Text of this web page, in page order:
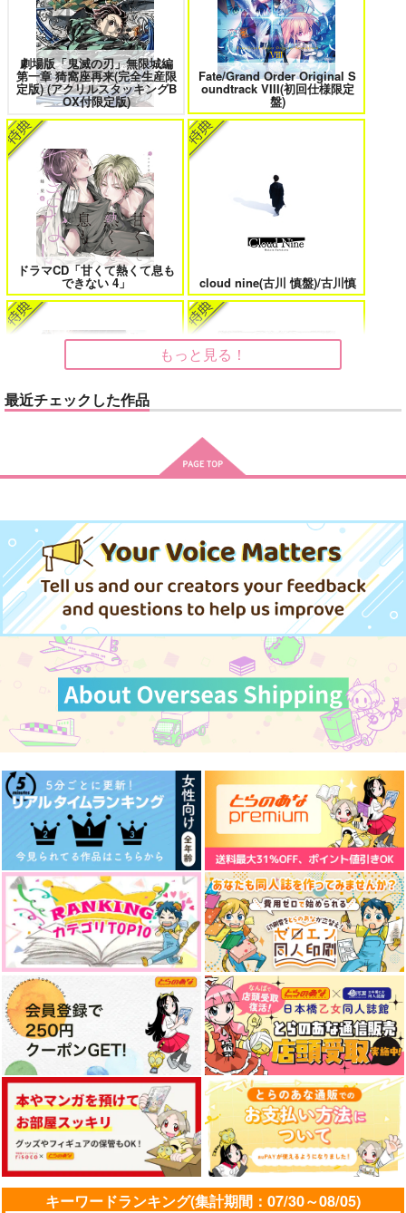
鬼滅の刃
冨岡義勇×胡蝶しのぶ
サンプル
カート
花金ラブアクシデント! 絶対ど～しても楽していきたいっ!
鬼上司・獄寺さんは暴かれたい。 6 恋してくれるな、マイバディ
みなと商事コインランドリー 7 光が死んだ夏 9
夜明けの唄 7
体感予報 2 青と碧 2
きみは最愛のステラ 上下巻 ミルクなきみとビターな彼 2
愛とかいろいろあるところ あなたは俺の運命でしょ！！
やらしく躾けて愛してあげる－Dom
／Subユニバース－２
最狂ヤンキーが僕だけに夢中な
件！？
なんかもうあーあって感じ。2 特装
版
僕の愛しいよなさん
エンドロールは地獄まで 2 嘘つきなキスで今日もバイバイ
劇場版「鬼滅の刃」無限城編
第一章 猗窩座再来(完全生産限
定版) (アクリルスタッキングB
OX付限定版)
Fate/Grand Order Original S
oundtrack VIII(初回仕様限定
盤)
ドラマCD「甘くて熱くて息も
できない 4」 cloud nine(古川 慎盤)/古川慎
うたの☆プリンスさまっ♪HE
★VENSドラマCD「BLACK G
ARDEN-memento-」
LIMITLESS(初回限定盤)/蒼井
翔太
悲劇の元凶となる最強外道ラ
スボス女王は民の為に尽くし
ます。Season2
黄泉のツガイ 春夏秋冬代行者 春の舞
アイドルマスター SideM
MAMORU MIYANO ASIA LIV
E TOUR 2025-2026 ～VACATI
ONING!～/宮野真守
もっと見る！
最近チェックした作品
キーワードランキング(集計期間：07/30～08/05)